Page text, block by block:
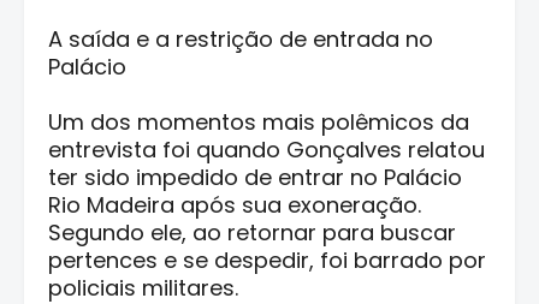
A saída e a restrição de entrada no
Palácio
Um dos momentos mais polêmicos da
entrevista foi quando Gonçalves relatou
ter sido impedido de entrar no Palácio
Rio Madeira após sua exoneração.
Segundo ele, ao retornar para buscar
pertences e se despedir, foi barrado por
policiais militares.